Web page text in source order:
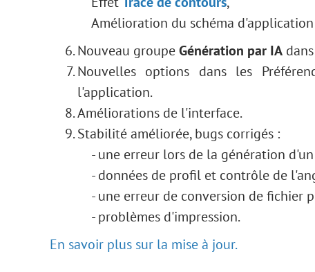
Amélioration du schéma
Nouveau groupeGénération par IA
Nouvelles options dans les
l'application.
Améliorations de l'interface.
Stabilité améliorée, bugs corrigés :
- une erreur lors de la génération d'un
- données de profil et contrôle de
- une erreur de conversion de
- problèmes d'impression.
En savoir plus sur la mise à jour.